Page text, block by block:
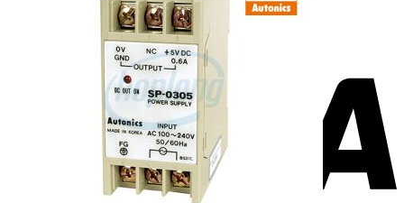
Chưa có sản phẩm trong giỏ hàng.